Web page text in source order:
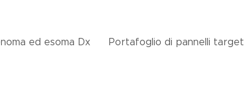
ed esoma Dx Portafoglio di pannelli target